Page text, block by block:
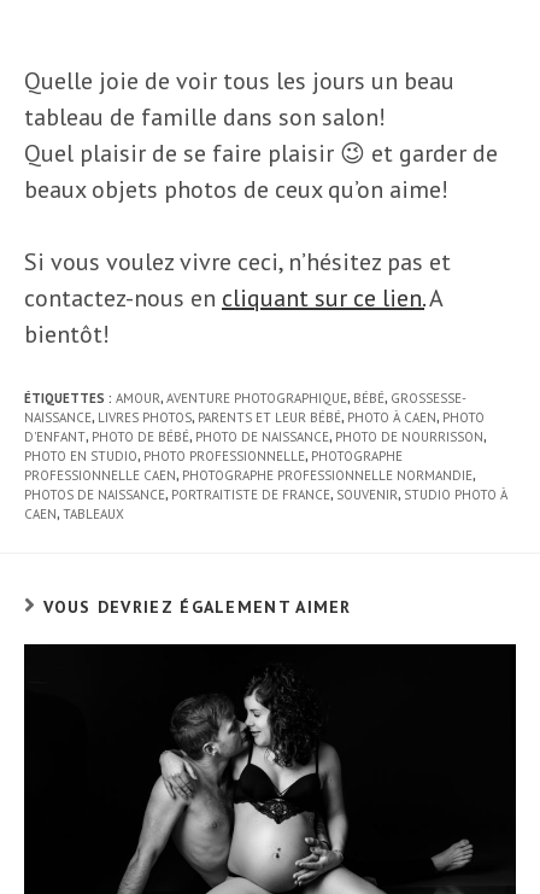
Quelle joie de voir tous les jours un beau
tableau de famille dans son salon!
Quel plaisir de se faire plaisir 😉 et garder de
beaux objets photos de ceux qu’on aime!
Si vous voulez vivre ceci, n’hésitez pas et
contactez-nous en cliquant sur ce lien.A
bientôt!
ÉTIQUETTES : AMOUR, AVENTURE PHOTOGRAPHIQUE, BÉBÉ, GROSSESSE-
NAISSANCE, LIVRES PHOTOS, PARENTS ET LEUR BÉBÉ, PHOTO À CAEN, PHOTO
D'ENFANT, PHOTO DE BÉBÉ, PHOTO DE NAISSANCE, PHOTO DE NOURRISSON,
PHOTO EN STUDIO, PHOTO PROFESSIONNELLE, PHOTOGRAPHE
PROFESSIONNELLE CAEN, PHOTOGRAPHE PROFESSIONNELLE NORMANDIE,
PHOTOS DE NAISSANCE, PORTRAITISTE DE FRANCE, SOUVENIR, STUDIO PHOTO À
CAEN, TABLEAUX
VOUS DEVRIEZ ÉGALEMENT AIMER